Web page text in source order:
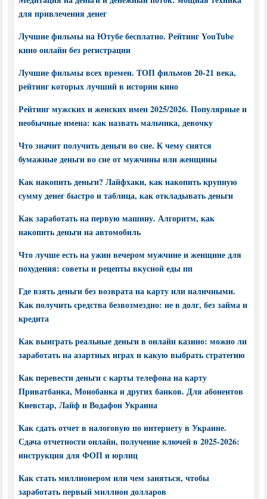
для привлечения денег
Лучшие фильмы на Ютубе бесплатно. Рейтинг YouTube
кино онлайн без регистрации
Лучшие фильмы всех времен. ТОП фильмов 20-21 века,
рейтинг которых лучший в истории кино
Рейтинг мужских и женских имен 2025/2026. Популярные и
необычные имена: как назвать мальчика, девочку
Что значит получить деньги во сне. К чему снятся
бумажные деньги во сне от мужчины или женщины
Как накопить деньги? Лайфхаки, как накопить крупную
сумму денег быстро и таблица, как откладывать деньги
Как заработать на первую машину. Алгоритм, как
накопить деньги на автомобиль
Что лучше есть на ужин вечером мужчине и женщине для
похудения: советы и рецепты вкусной еды пп
Где взять деньги без возврата на карту или наличными.
Как получить средства безвозмездно: не в долг, без займа и
кредита
Как выиграть реальные деньги в онлайн казино: можно ли
заработать на азартных играх и какую выбрать стратегию
Как перевести деньги с карты телефона на карту
Приватбанка, Монобанка и других банков. Для абонентов
Киевстар, Лайф и Водафон Украина
Как сдать отчет в налоговую по интернету в Украине.
Сдача отчетности онлайн, получение ключей в 2025-2026:
инструкция для ФОП и юрлиц
Как стать миллионером или чем заняться, чтобы
заработать первый миллион долларов